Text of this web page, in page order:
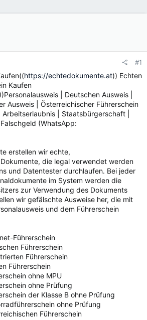
#1
https://echtedokumente.at)) Echten
Kaufen
| Deutschen Ausweis |
Ausweis | Österreichischer Führerschein
| Staatsbürgerschaft |
(WhatsApp:
erstellen wir echte,
die legal verwendet werden
und Datentester durchlaufen. Bei jeder
im System werden die
zur Verwendung des Dokuments
wir gefälschte Ausweise her, die mit
und dem Führerschein
Führerschein
Führerschein
Führerschein
Führerschein
ohne MPU
ohne Prüfung
der Klasse B ohne Prüfung
ohne Prüfung
Führerschein